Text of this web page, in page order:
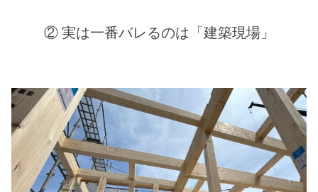
② 実は一番バレるのは「建築現場」